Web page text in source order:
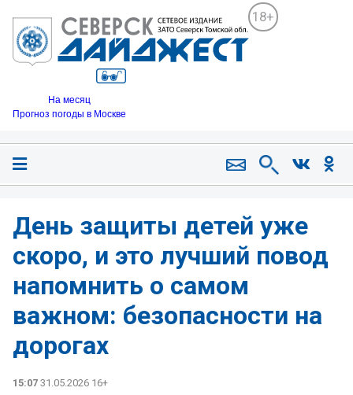
18+
На месяц
Прогноз погоды в Москве
День защиты детей уже
скоро, и это лучший повод
напомнить о самом
важном: безопасности на
дорогах
15:07 31.05.2026 16+